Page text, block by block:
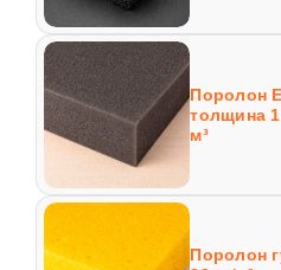
Поролон
толщина
м³
Поролон